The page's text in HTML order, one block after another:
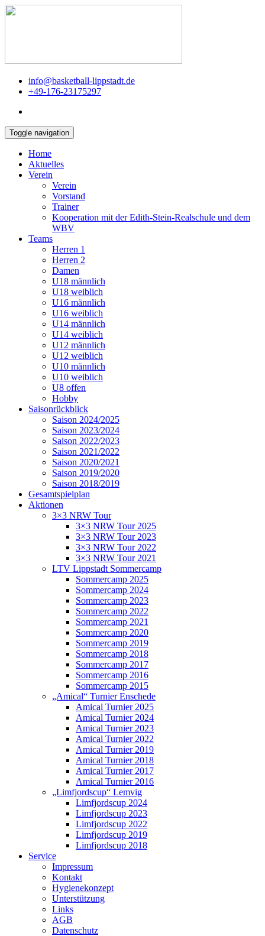
info@basketball-lippstadt.de
+49-176-23175297
Toggle navigation
Home
Aktuelles
Verein
Verein
Vorstand
Trainer
Kooperation mit der Edith-Stein-Realschule und dem
WBV
Teams
Herren 1
Herren 2
Damen
U18 männlich
U18 weiblich
U16 männlich
U16 weiblich
U14 männlich
U14 weiblich
U12 männlich
U12 weiblich
U10 männlich
U10 weiblich
U8 offen
Hobby
Saisonrückblick
Saison 2024/2025
Saison 2023/2024
Saison 2022/2023
Saison 2021/2022
Saison 2020/2021
Saison 2019/2020
Saison 2018/2019
Gesamtspielplan
Aktionen
3×3 NRW Tour
3×3 NRW Tour 2025
3×3 NRW Tour 2023
3×3 NRW Tour 2022
3×3 NRW Tour 2021
LTV Lippstadt Sommercamp
Sommercamp 2025
Sommercamp 2024
Sommercamp 2023
Sommercamp 2022
Sommercamp 2021
Sommercamp 2020
Sommercamp 2019
Sommercamp 2018
Sommercamp 2017
Sommercamp 2016
Sommercamp 2015
„Amical“ Turnier Enschede
Amical Turnier 2025
Amical Turnier 2024
Amical Turnier 2023
Amical Turnier 2022
Amical Turnier 2019
Amical Turnier 2018
Amical Turnier 2017
Amical Turnier 2016
„Limfjordscup“ Lemvig
Limfjordscup 2024
Limfjordscup 2023
Limfjordscup 2022
Limfjordscup 2019
Limfjordscup 2018
Service
Impressum
Kontakt
Hygienekonzept
Unterstützung
Links
AGB
Datenschutz